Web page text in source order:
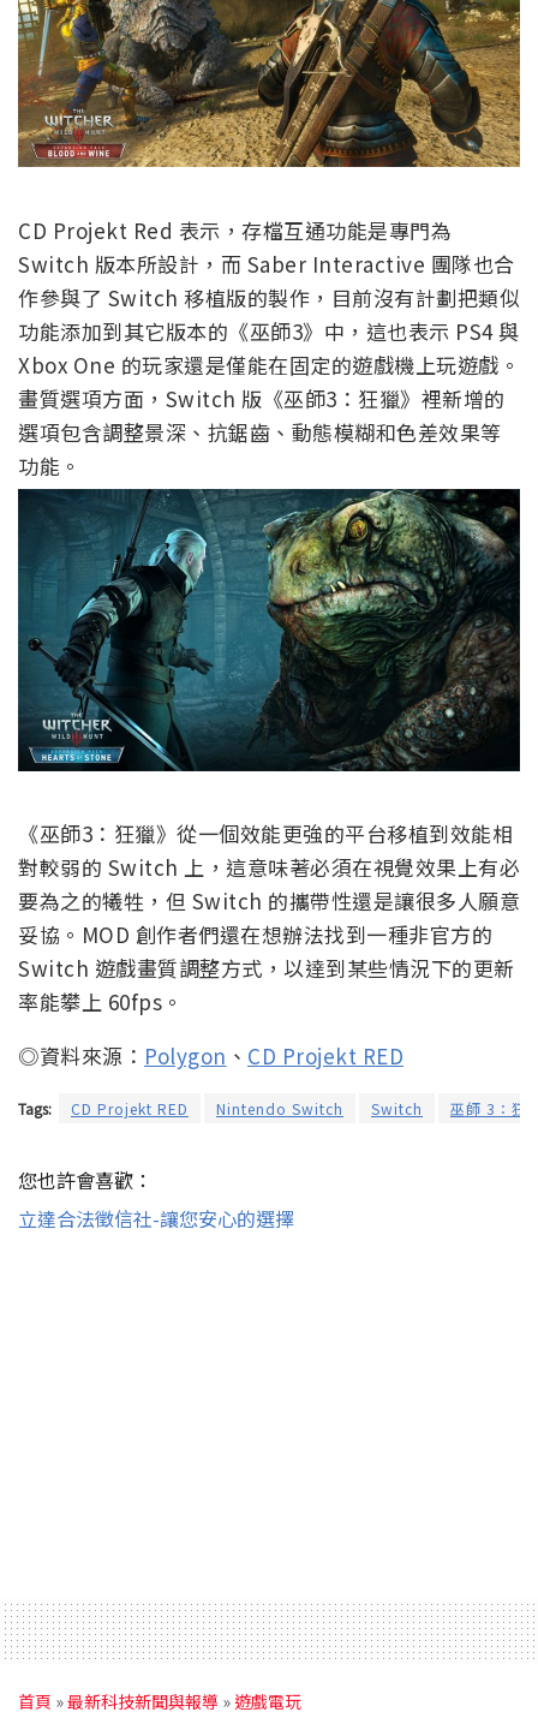
CD Projekt Red 表示，存檔互通功能是專門為
Switch 版本所設計，而 Saber Interactive 團隊也合
作參與了 Switch 移植版的製作，目前沒有計劃把類似
功能添加到其它版本的《巫師3》中，這也表示 PS4 與
Xbox One 的玩家還是僅能在固定的遊戲機上玩遊戲。
畫質選項方面，Switch 版《巫師3：狂獵》裡新增的
選項包含調整景深、抗鋸齒、動態模糊和色差效果等
功能。
《巫師3：狂獵》從一個效能更強的平台移植到效能相
對較弱的 Switch 上，這意味著必須在視覺效果上有必
要為之的犧牲，但 Switch 的攜帶性還是讓很多人願意
妥協。MOD 創作者們還在想辦法找到一種非官方的
Switch 遊戲畫質調整方式，以達到某些情況下的更新
率能攀上 60fps。
◎資料來源： Polygon 、 CD Projekt RED
Tags: CD Projekt RED Nintendo Switch Switch 巫師 3：狂
您也許會喜歡：
立達合法徵信社-讓您安心的選擇
首頁 »最新科技新聞與報導 »遊戲電玩